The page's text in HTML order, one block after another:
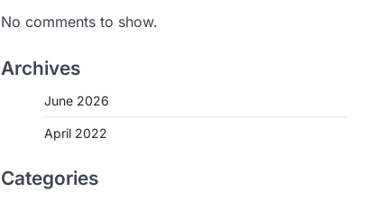
No comments to show.
Archives
June 2026
April 2022
Categories